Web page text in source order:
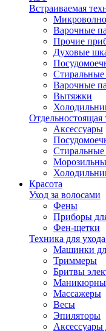
Встраиваемая
Варочные
Прочие
Духовые
Варочные
Вытяжки
Отдельностоящая
Аксессуары
Красота
Уход за волосами
Фены
Приборы
Фен-щетки
Техника для
Машинки
Триммеры
Бритвы
Массажеры
Весы
Эпиляторы
Аксессуары